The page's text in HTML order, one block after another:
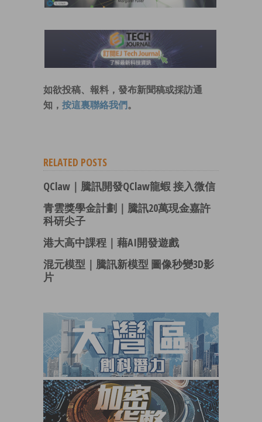
如欲投稿、報料，發布新聞稿或採訪通
知， 按這裏聯絡我們 。
RELATED POSTS
QClaw｜騰訊開發QClaw龍蝦 接入微信
青雲獎學金計劃｜騰訊20萬現金嘉許
科研尖子
港大高中課程｜藉AI開發遊戲
混元模型｜騰訊新模型 圖像秒變3D影
片